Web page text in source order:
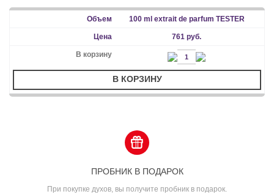
100 ml extrait de parfum TESTER
761 руб.
В КОРЗИНУ
ПРОБНИК В ПОДАРОК
При покупке духов, вы получите пробник в подарок.